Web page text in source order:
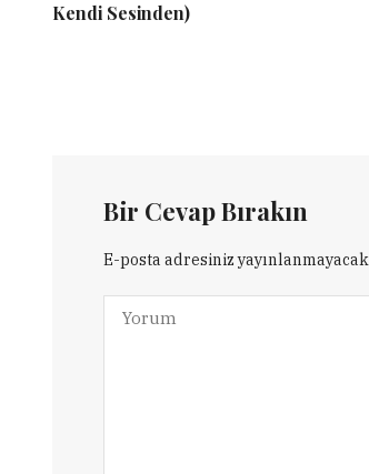
Kendi Sesinden)
Bir Cevap Bırakın
E-posta adresiniz